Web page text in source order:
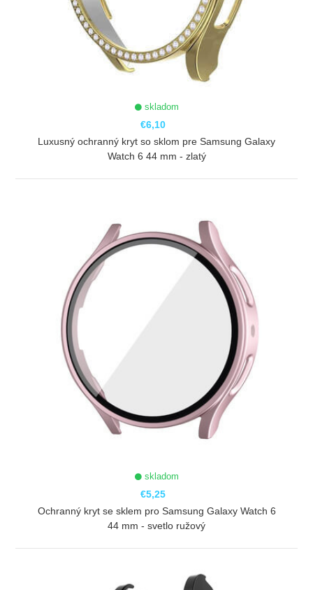
skladom
€6,10
Luxusný ochranný kryt so sklom pre Samsung Galaxy
Watch 6 44 mm - zlatý
skladom
€5,25
Ochranný kryt se sklem pro Samsung Galaxy Watch 6
44 mm - svetlo ružový